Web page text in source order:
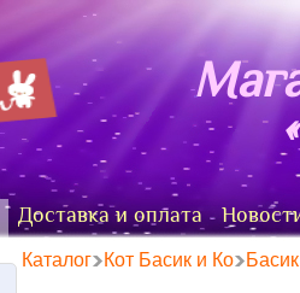
Доставка и оплата
Каталог Кот Басик и Ко Басик